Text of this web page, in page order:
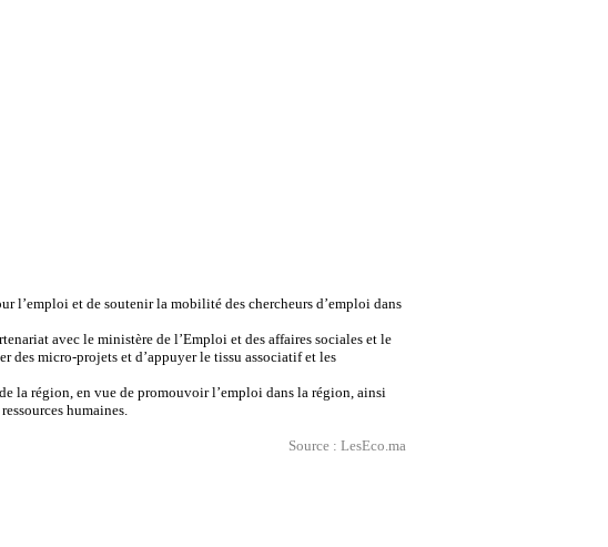
l’emploi et de soutenir la mobilité des chercheurs d’emploi dans
avec le ministère de l’Emploi et des affaires sociales et le
des micro-projets et d’appuyer le tissu associatif et les
la région, en vue de promouvoir l’emploi dans la région, ainsi
humaines.
Source : LesEco.ma